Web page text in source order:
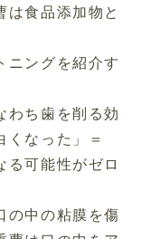
は食品添加物と
ニングを紹介す
わち歯を削る効
くなった」＝
る可能性がゼロ
の中の粘膜を傷